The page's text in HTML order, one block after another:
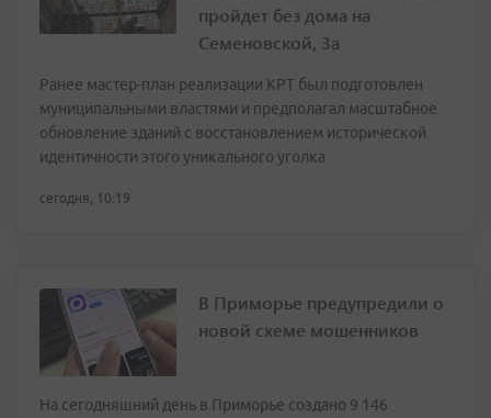
пройдет без дома на
Семеновской, 3а
Ранее мастер-план реализации КРТ был подготовлен
муниципальными властями и предполагал масштабное
обновление зданий с восстановлением исторической
идентичности этого уникального уголка
сегодня, 10:19
В Приморье предупредили о
новой схеме мошенников
На сегодняшний день в Приморье создано 9 146